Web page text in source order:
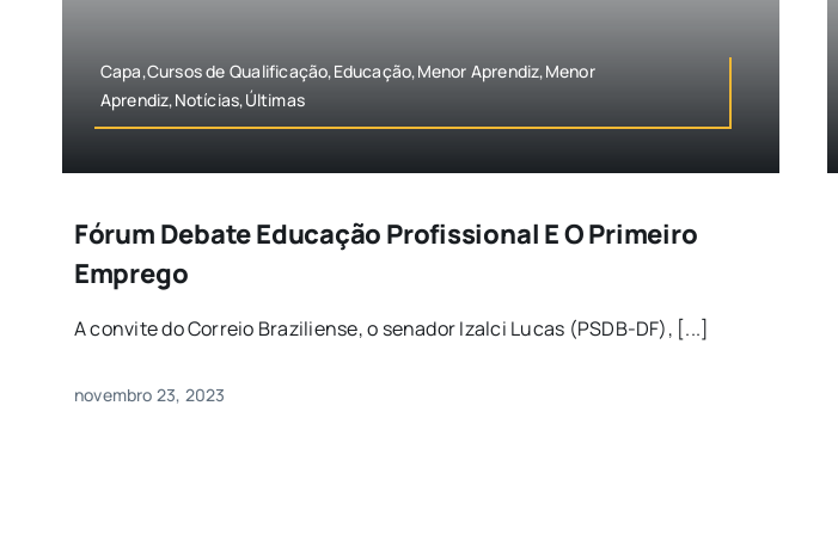
Capa,Cursos de Qualificação,Educação,Menor Aprendiz,Menor
Aprendiz,Notícias,Últimas
Fórum Debate Educação Profissional E O Primeiro
Emprego
A convite do Correio Braziliense, o senador Izalci Lucas (PSDB-DF), [...]
novembro 23, 2023